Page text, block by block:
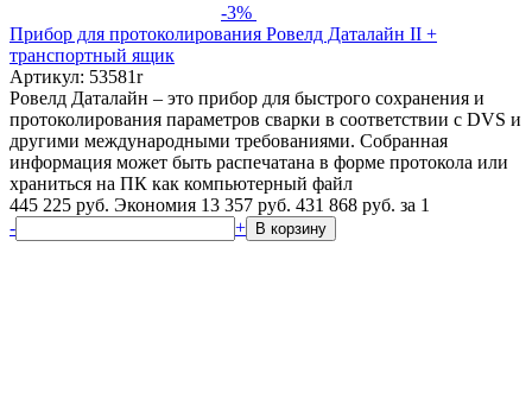
-3%
Прибор для протоколирования Ровелд Даталайн II +
транспортный ящик
Артикул: 53581r
Ровелд Даталайн – это прибор для быстрого сохранения и
протоколирования параметров сварки в соответствии с DVS и
другими международными требованиями. Собранная
информация может быть распечатана в форме протокола или
храниться на ПК как компьютерный файл
445 225 руб. Экономия 13 357 руб. 431 868 руб. за 1
-
+ В корзину